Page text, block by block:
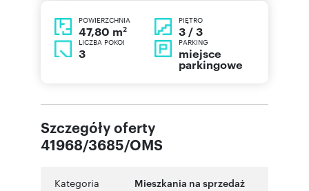
POWIERZCHNIA
47,80 m2
PIĘTRO
3 / 3
LICZBA POKOI
3
PARKING
miejsce
parkingowe
Szczegóły oferty
41968/3685/OMS
Kategoria Mieszkania na sprzedaż